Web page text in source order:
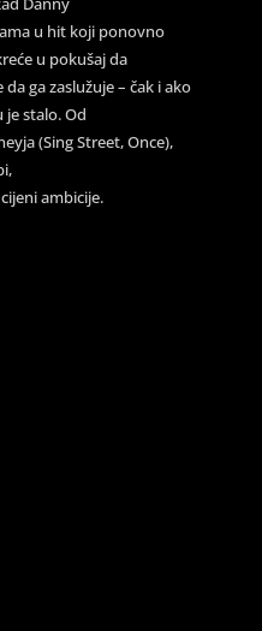
u hit koji ponovno
u pokušaj da
ga zaslužuje – čak i ako
je stalo. Od
(Sing Street, Once),
ambicije.